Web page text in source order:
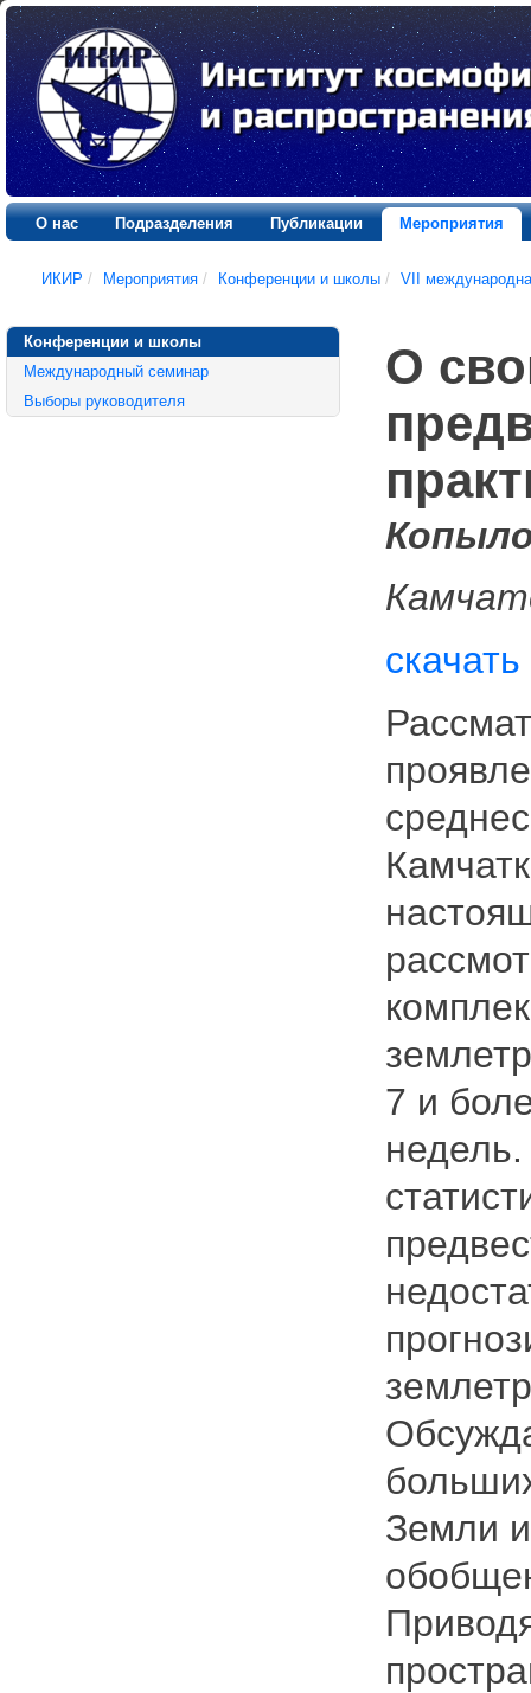
О нас Подразделения Публикации Мероприятия
ИКИР / Мероприятия / Конференции и школы / VII
Конференции и школы
Международный семинар
Выборы руководителя
О
скачать
7 и
Земли